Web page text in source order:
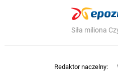
Siła miliona
Redaktor naczelny: